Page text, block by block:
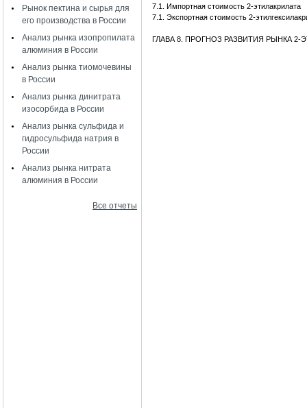
Рынок пектина и сырья для
его производства в России
Анализ рынка изопропилата
алюминия в России
Анализ рынка тиомочевины
в России
Анализ рынка динитрата
изосорбида в России
Анализ рынка сульфида и
гидросульфида натрия в
России
Анализ рынка нитрата
алюминия в России
Все отчеты
7.1. Импортная стоимость 2-этилакрилата
7.1. Экспортная стоимость 2-
ГЛАВА 8. ПРОГНОЗ РАЗВИТИЯ РЫНКА 2-